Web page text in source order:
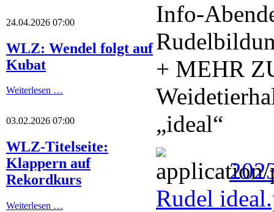
24.04.2026 07:00
WLZ: Wendel folgt auf
Kubat
Weiterlesen …
03.02.2026 07:00
WLZ-Titelseite:
Klappern auf
Rekordkurs
Weiterlesen …
Info-
+ MEHR
„ideal“
Rudel